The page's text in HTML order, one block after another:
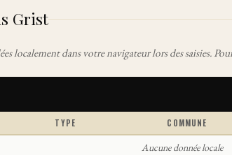
Grist
localement dans votre navigateur lors des saisies.
TYPE COMMUNE
Aucune donnée locale